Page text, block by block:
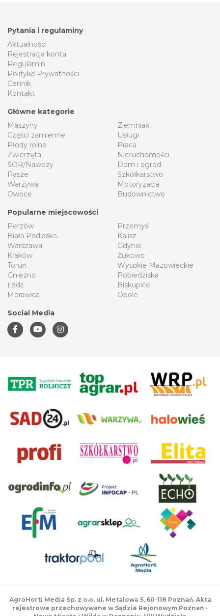
Pytania i regulaminy
Aktualności
Rejestracja konta
Regulamin
Polityka Prywatności
Cennik
Kontakt
Główne kategorie
Maszyny
Części zamienne
Płody rolne
Zwierzęta
ŚOR/Nawozy
Pasze
Warzywa
Owoce
Ziemniaki
Usługi
Praca
Nieruchomości
Dom i ogród
Szkółkarstwo
Motoryzacja
Budownictwo
Popularne miejscowości
Perzów
Biała Podlaska
Warszawa
Kraków
Toruń
Gniezno
Łódź
Morawica
Przemyśl
Kalisz
Gdynia
Żukowo
Wysokie Mazowieckie
Pobiedziska
Biskupice
Opole
Social Media
AgroHorti Media Sp. z o.o. ul. Metalowa 5, 60-118 Poznań. Akta
rejestrowe przechowywane w Sądzie Rejonowym Poznań -